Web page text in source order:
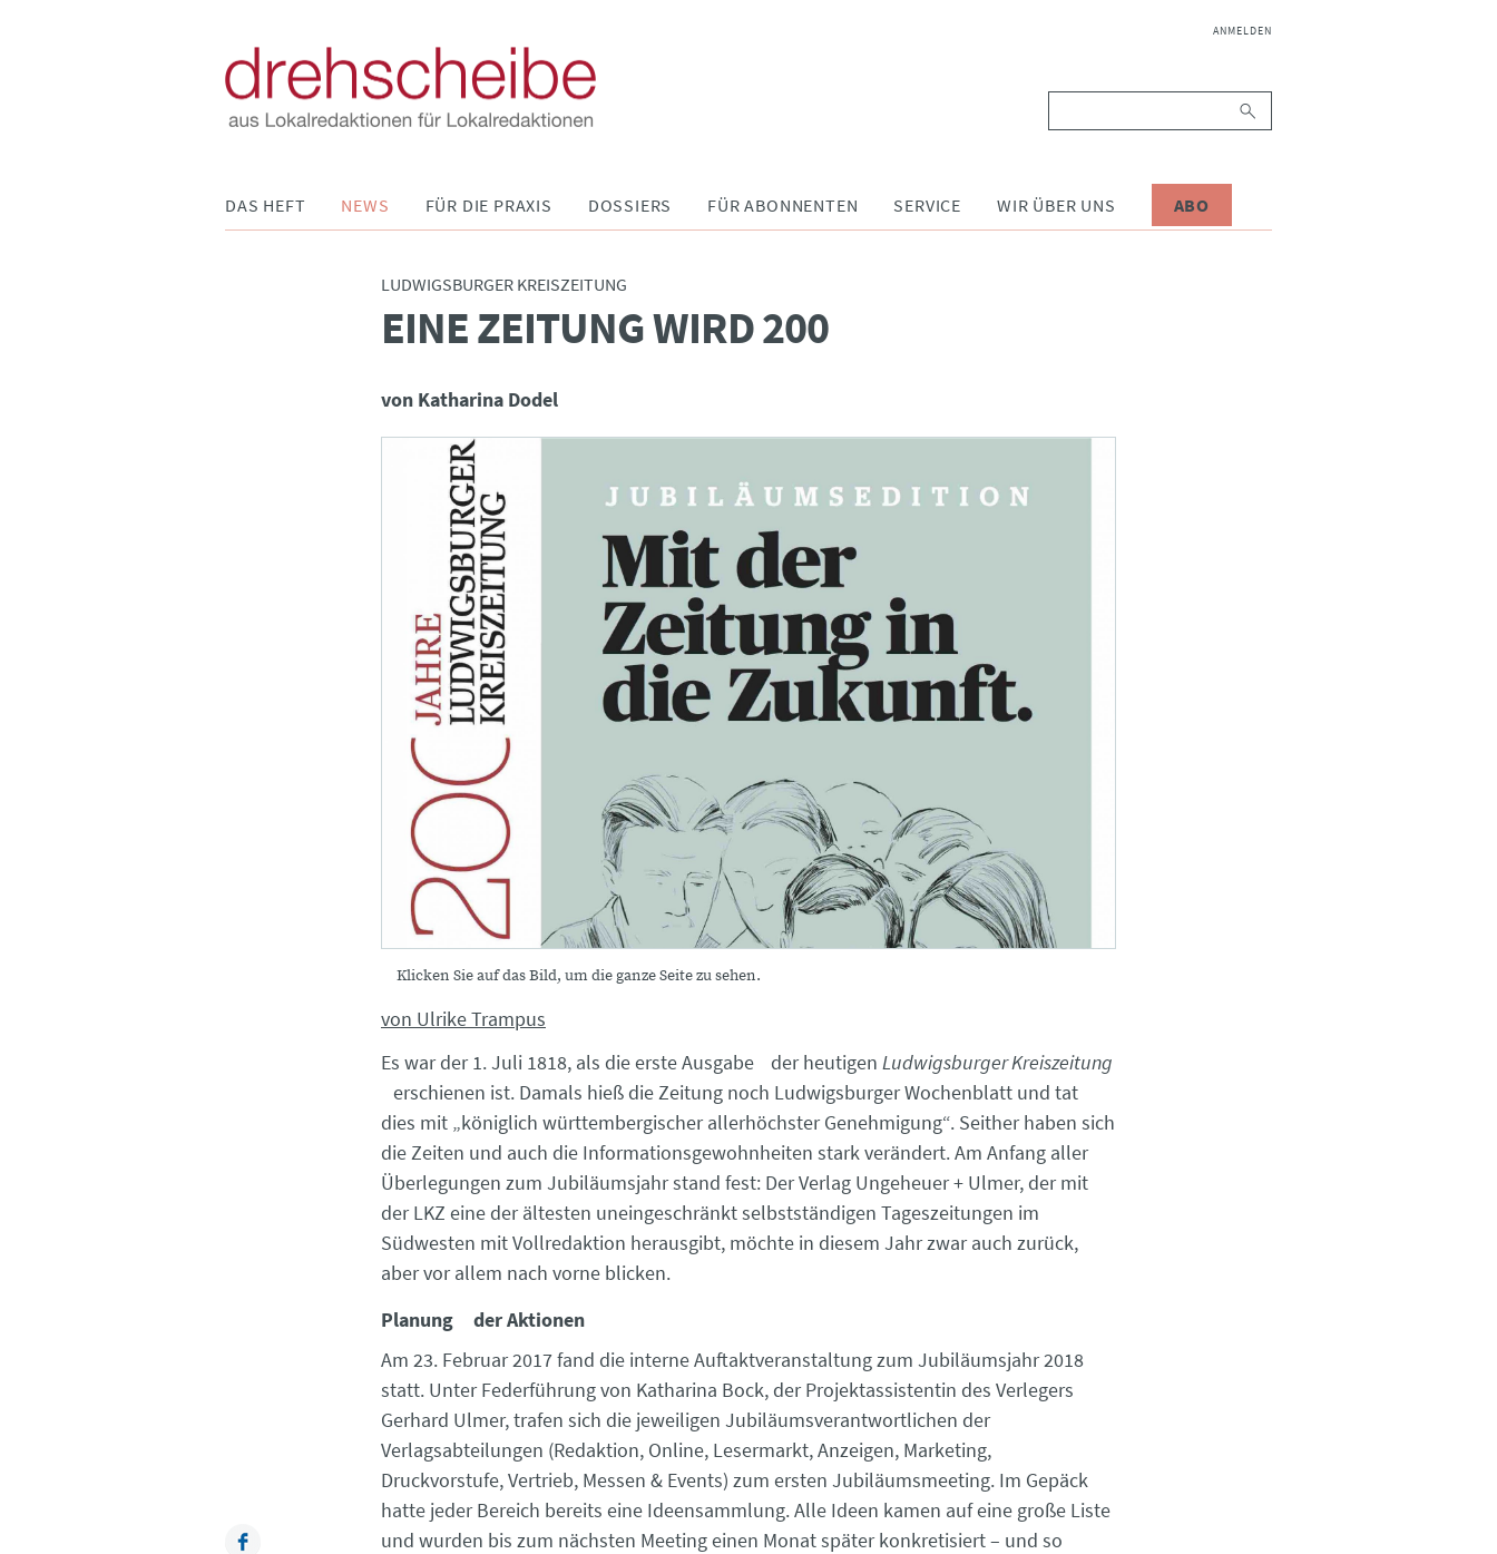
NAVIGATION
ANMELDEN
DAS HEFT NEWS FÜR DIE PRAXIS DOSSIERS FÜR ABONNENTEN SERVICE WIR ÜBER UNS ABO
LUDWIGSBURGER KREISZEITUNG
EINE ZEITUNG WIRD 200
von Katharina Dodel
Klicken Sie auf das Bild, um die ganze Seite zu sehen.
von Ulrike Trampus
Es war der 1. Juli 1818, als die erste Ausgabe der heutigen Ludwigsburger Kreiszeitung
erschienen ist. Damals hieß die Zeitung noch Ludwigsburger Wochenblatt und tat
dies mit „königlich württembergischer allerhöchster Genehmigung“. Seither haben sich
die Zeiten und auch die Informationsgewohnheiten stark verändert. Am Anfang aller
Überlegungen zum Jubiläumsjahr stand fest: Der Verlag Ungeheuer + Ulmer, der mit
der LKZ eine der ältesten uneingeschränkt selbstständigen Tageszeitungen im
Südwesten mit Vollredaktion herausgibt, möchte in diesem Jahr zwar auch zurück,
aber vor allem nach vorne blicken.
Planung der Aktionen
Am 23. Februar 2017 fand die interne Auftaktveranstaltung zum Jubiläumsjahr 2018
statt. Unter Federführung von Katharina Bock, der Projektassistentin des Verlegers
Gerhard Ulmer, trafen sich die jeweiligen Jubiläumsverantwortlichen der
Verlagsabteilungen (Redaktion, Online, Lesermarkt, Anzeigen, Marketing,
Druckvorstufe, Vertrieb, Messen & Events) zum ersten Jubiläumsmeeting. Im Gepäck
hatte jeder Bereich bereits eine Ideensammlung. Alle Ideen kamen auf eine große Liste
und wurden bis zum nächsten Meeting einen Monat später konkretisiert – und so